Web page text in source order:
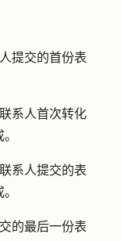
提交的首份表
系人首次转化
系人提交的表
的最后一份表